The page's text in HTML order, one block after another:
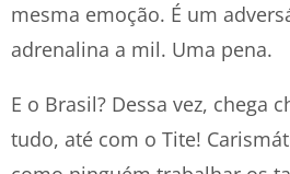
mesma emoção. É um
adrenalina a mil. Uma pena.
E o Brasil? Dessa vez, chega
tudo, até com o Tite!